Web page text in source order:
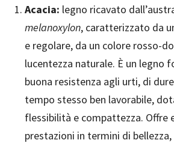
Acacia: legno ricavato
melanoxylon, caratterizzato da
e regolare, da un colore rosso-
lucentezza naturale. È un legno
buona resistenza agli urti, di
tempo stesso ben lavorabile,
flessibilità e compattezza. Offre
prestazioni in termini di